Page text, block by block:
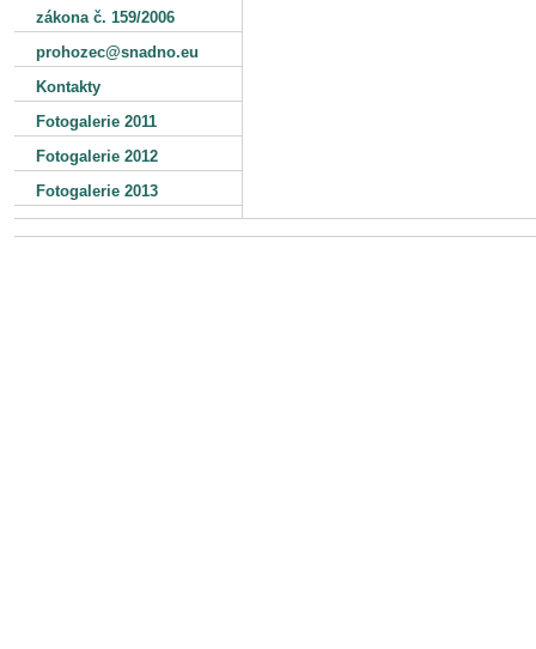
zákona č. 159/2006
prohozec@snadno.eu
Kontakty
Fotogalerie 2011
Fotogalerie 2012
Fotogalerie 2013